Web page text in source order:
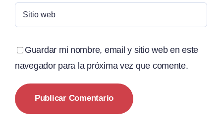
Guardar mi nombre, email y sitio web en este
navegador para la próxima vez que comente.